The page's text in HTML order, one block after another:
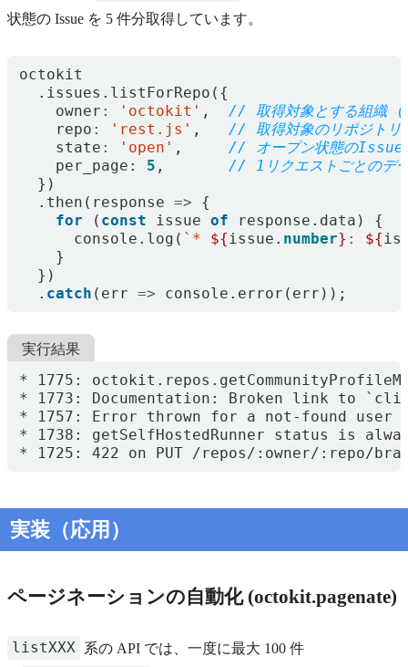
状態の Issue を 5 件分取得しています。
octokit
. issues . listForRepo ({
owner : 'octokit' ,
repo : 'rest.js' ,
state : 'open' ,
per_page : 5 ,
})
. then ( response =>
{
for
( const issue of response . data )
{
console . log ( `* ${ issue . number} : ${
}
})
. catch ( err => console . error ( err ));
実行結果
* 1725: 422 on PUT /repos/:owner/:repo/
実装（応用）
ページネーションの自動化 (octokit.pagenate)
listXXX
系の API では、一度に最大 100 件